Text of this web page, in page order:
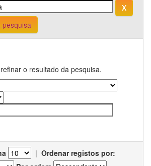
pesquisa
o resultado da pesquisa.
| Ordenar registos por: